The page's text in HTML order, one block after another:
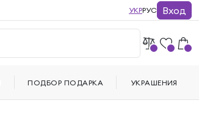
УКРРУС Вход
ПОДБОР ПОДАРКА УКРАШЕНИЯ